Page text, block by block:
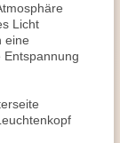
Licht
eine